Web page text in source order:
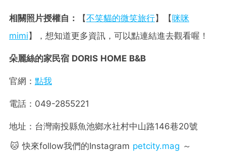
相關照片授權自： 【不笑貓的微笑旅行】【咪咪
mimi 】，想知道更多資訊，可以點連結進去觀看喔！
朵麗絲的家民宿 DORIS HOME B&B
官網： 點我
電話：049-2855221
地址：台灣南投縣魚池鄉水社村中山路146巷20號
🐱 快來follow我們的Instagram petcity.mag ～